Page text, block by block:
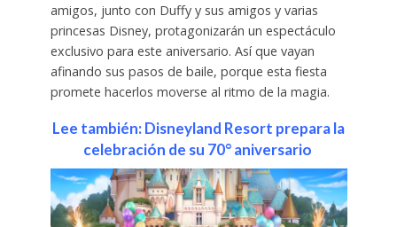
amigos, junto con Duffy y sus amigos y varias
princesas Disney, protagonizarán un espectáculo
exclusivo para este aniversario. Así que vayan
afinando sus pasos de baile, porque esta fiesta
promete hacerlos moverse al ritmo de la magia.
Lee también: Disneyland Resort prepara la
celebración de su 70° aniversario